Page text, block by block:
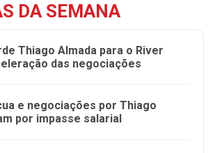
DA SEMANA
Thiago Almada para o River
das negociações
e negociações por Thiago
por impasse salarial